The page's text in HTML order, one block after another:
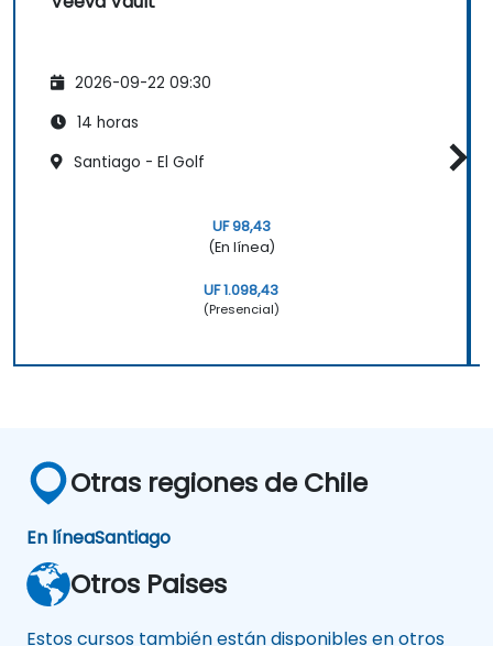
2026-09-22 09:30
14 horas
Santiago - El Golf
UF 98,43
(En línea)
UF 1.098,43
(Presencial)
Otras regiones de Chile
En líneaSantiago
Otros Paises
Estos cursos también están disponibles en otros